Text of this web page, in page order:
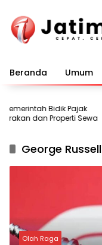
konten
Beranda Umum
Bidik Pajak
dan Properti Sewa
George Russell
Olah Raga